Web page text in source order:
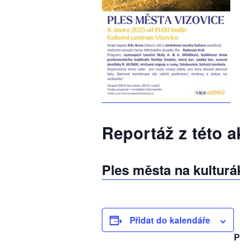
Reportáž z této
Ples města na
Přidat do kalendáře